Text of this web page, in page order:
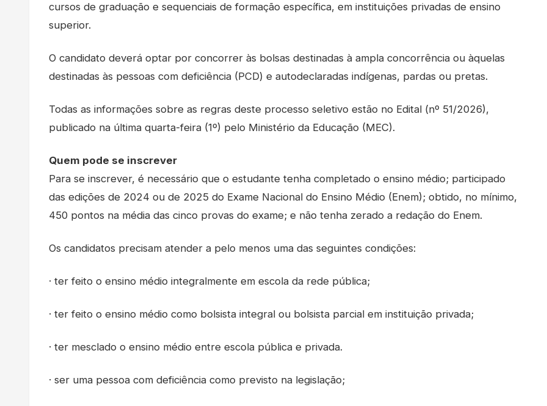
cursos de graduação e sequenciais de formação específica, em instituições privadas de ensino
superior.
O candidato deverá optar por concorrer às bolsas destinadas à ampla concorrência ou àquelas
destinadas às pessoas com deficiência (PCD) e autodeclaradas indígenas, pardas ou pretas.
Todas as informações sobre as regras deste processo seletivo estão no Edital (nº 51/2026),
publicado na última quarta-feira (1º) pelo Ministério da Educação (MEC).
Quem pode se inscrever
Para se inscrever, é necessário que o estudante tenha completado o ensino médio; participado
das edições de 2024 ou de 2025 do Exame Nacional do Ensino Médio (Enem); obtido, no mínimo,
450 pontos na média das cinco provas do exame; e não tenha zerado a redação do Enem.
Os candidatos precisam atender a pelo menos uma das seguintes condições:
· ter feito o ensino médio integralmente em escola da rede pública;
· ter feito o ensino médio como bolsista integral ou bolsista parcial em instituição privada;
· ter mesclado o ensino médio entre escola pública e privada.
· ser uma pessoa com deficiência como previsto na legislação;